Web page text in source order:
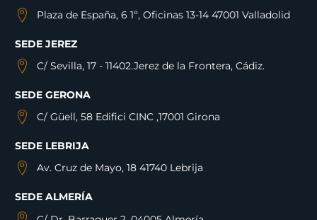
Plaza de España, 6 1º, Oficinas 13-14 47001 Valladolid
SEDE JEREZ
C/ Sevilla, 17 - 11402.Jerez de la Frontera, Cádiz.
SEDE GERONA
C/ Güell, 58 Edifici CINC ,17001 Girona
SEDE LEBRIJA
Av. Cruz de Mayo, 18 41740 Lebrija
SEDE ALMERÍA